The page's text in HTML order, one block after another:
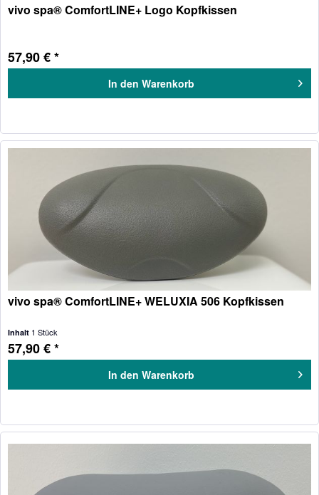
vivo spa® ComfortLINE+ Logo Kopfkissen
57,90 € *
In den Warenkorb
vivo spa® ComfortLINE+ WELUXIA 506 Kopfkissen
Inhalt 1 Stück
57,90 € *
In den Warenkorb